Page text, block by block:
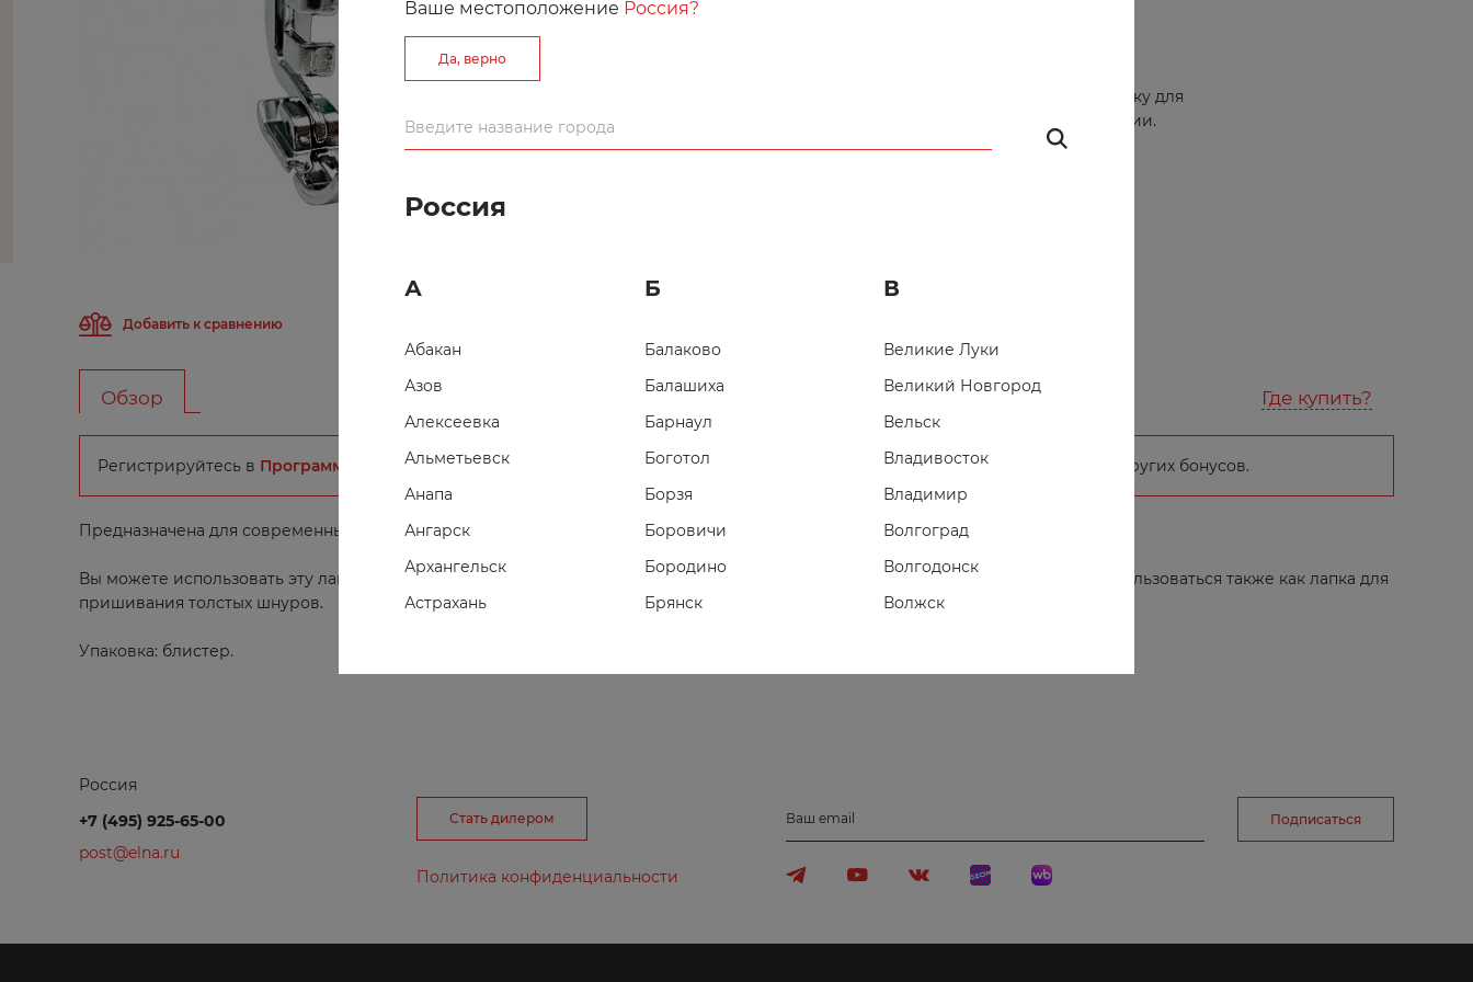
Добавить к сравнению
Вы можете использовать эту лапку для
пришивания обеих сторон молнии.
Обзор Характеристики и функции Покупка и обслуживание Где купить?
Регистрируйтесь в Программе Лояльностии получайте ОФИЦИАЛЬНОЕ ГАРАНТИЙНОЕ ОБСЛУЖИВАНИЕ — 1 ГОД и много других бонусов.
Предназначена для современных швейных машин с вертикальным или горизонтальным челноком с шириной зигзага 5-7мм.
Вы можете использовать эту лапку для пришивания обеих сторон молнии. Лапка для пришивания молнии с винтом может использоваться также как лапка для
пришивания толстых шнуров.
Упаковка: блистер.
Россия
+7 (495) 925-65-00
post@elna.ru
Стать дилером
Политика конфиденциальности
Ваш email Подписаться
Ваше местоположение Россия?
Да, верно
Россия
А
Абакан
Азов
Алексеевка
Альметьевск
Анапа
Ангарск
Архангельск
Астрахань
Ачинск
Б
Балаково
Балашиха
Барнаул
Боготол
Борзя
Боровичи
Бородино
Брянск
В
Великие Луки
Великий Новгород
Вельск
Владивосток
Владимир
Волгоград
Волгодонск
Волжск
Вологда
Глазов
Дербент
Дубовка
Евпатория
Ершов